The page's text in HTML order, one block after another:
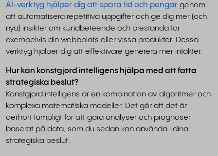
AI-verktyg hjälper dig att spara tid och pengar genom
att automatisera repetitiva uppgifter och ge dig mer (och
nya) insikter om kundbeteende och prestanda för
exempelvis din webbplats eller vissa produkter. Dessa
verktyg hjälper dig att effektivare generera mer intäkter.
Hur kan konstgjord intelligens hjälpa med att fatta
strategiska beslut?
Konstgjord intelligens är en kombination av algoritmer och
komplexa matematiska modeller. Det gör att det är
oerhört lämpligt för att göra analyser och prognoser
baserat på data, som du sedan kan använda i dina
strategiska beslut.